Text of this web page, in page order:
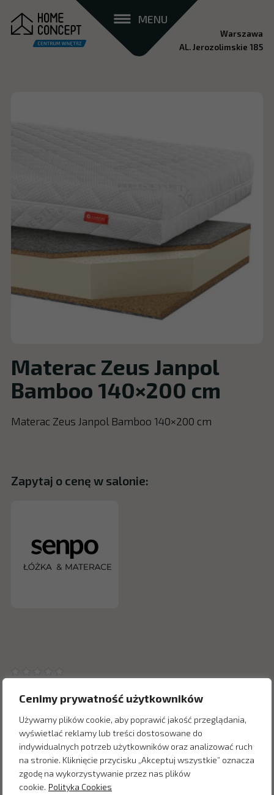
Cenimy prywatność użytkowników
Używamy plików cookie, aby poprawić jakość przeglądania,
wyświetlać reklamy lub treści dostosowane do
indywidualnych potrzeb użytkowników oraz analizować ruch
na stronie. Kliknięcie przycisku „Akceptuj wszystkie” oznacza
zgodę na wykorzystywanie przez nas plików
cookie. Polityka Cookies
MENU
Warszawa
AL. Jerozolimskie 185
Materac Zeus Janpol
Bamboo 140×200 cm
Materac Zeus Janpol Bamboo 140×200 cm
Zapytaj o cenę w salonie:
Inne produkty z kategorii